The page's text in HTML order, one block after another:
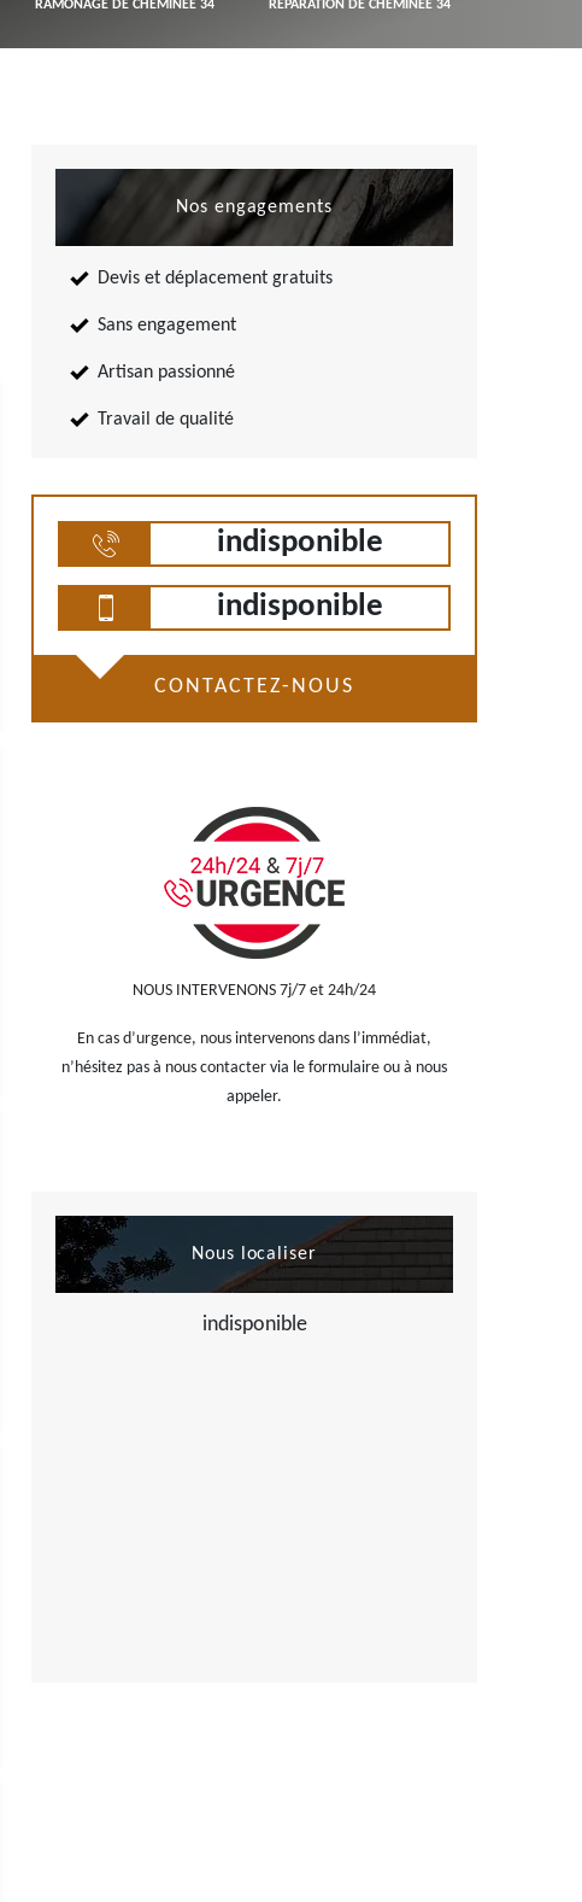
RAMONAGE DE CHEMINÉE 34 RÉPARATION DE CHEMINÉE 34
Nos engagements
Devis et déplacement gratuits
Sans engagement
Artisan passionné
Travail de qualité
indisponible
indisponible
CONTACTEZ-NOUS
NOUS INTERVENONS 7j/7 et 24h/24
En cas d’urgence, nous intervenons dans l’immédiat,
n’hésitez pas à nous contacter via le formulaire ou à nous
appeler.
Nous localiser
indisponible